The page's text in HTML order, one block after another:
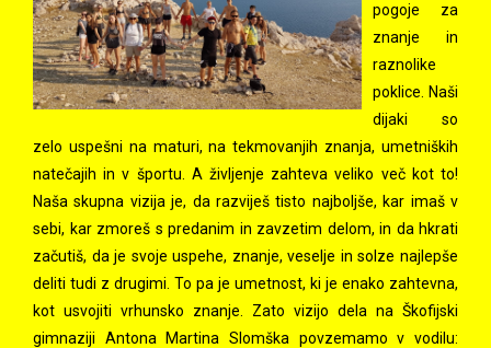
pogoje za
znanje in
raznolike
poklice. Naši
dijaki so
zelo uspešni na maturi, na tekmovanjih znanja, umetniških
natečajih in v športu. A življenje zahteva veliko več kot to!
Naša skupna vizija je, da razviješ tisto najboljše, kar imaš v
sebi, kar zmoreš s predanim in zavzetim delom, in da hkrati
začutiš, da je svoje uspehe, znanje, veselje in solze najlepše
deliti tudi z drugimi. To pa je umetnost, ki je enako zahtevna,
kot usvojiti vrhunsko znanje. Zato vizijo dela na Škofijski
gimnaziji Antona Martina Slomška povzemamo v vodilu: